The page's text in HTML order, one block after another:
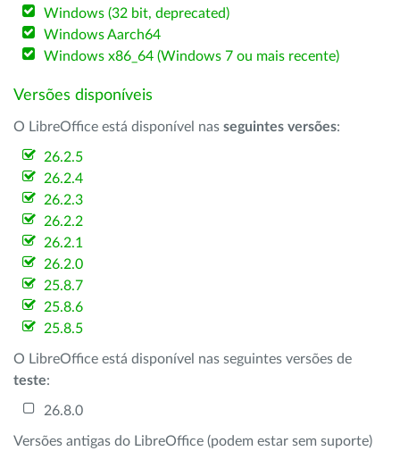
Windows (32 bit, deprecated)
Windows Aarch64
Windows x86_64 (Windows 7 ou mais recente)
Versões disponíveis
O LibreOffice está disponível nas seguintes versões:
26.2.5
26.2.4
26.2.3
26.2.2
26.2.1
26.2.0
25.8.7
25.8.6
25.8.5
O LibreOffice está disponível nas seguintes versões de
teste:
26.8.0
Versões antigas do LibreOffice (podem estar sem suporte)